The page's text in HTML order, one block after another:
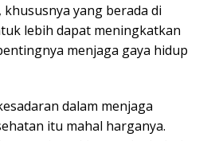
yang berada di
lebih dapat meningkatkan
menjaga gaya hidup
dalam menjaga
itu mahal harganya.